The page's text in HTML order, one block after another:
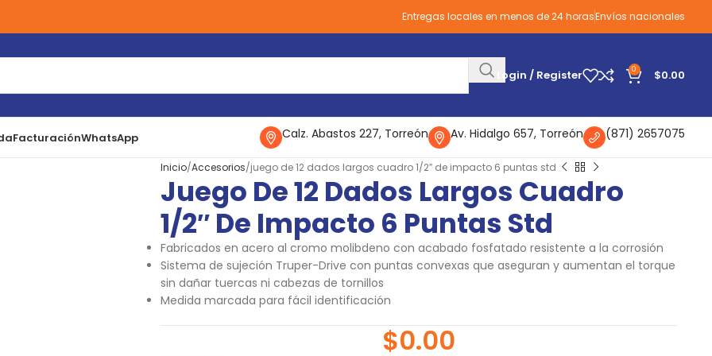
Entregas locales en menos de 24 horasEnvíos nacionales
Login / Register 0 $0.00
FacturaciónWhatsApp Calz. Abastos 227, Torreón Av. Hidalgo 657, Torreón (871) 2657075
Inicio Accesorios juego de 12 dados largos cuadro 1/2″ de impacto 6 puntas std
Juego De 12 Dados Largos Cuadro
1/2″ De Impacto 6 Puntas Std
Fabricados en acero al cromo molibdeno con acabado fosfatado resistente a la corrosión
Sistema de sujeción Truper-Drive con puntas convexas que aseguran y aumentan el torque
sin dañar tuercas ni cabezas de tornillos
Medida marcada para fácil identificación
$0.00